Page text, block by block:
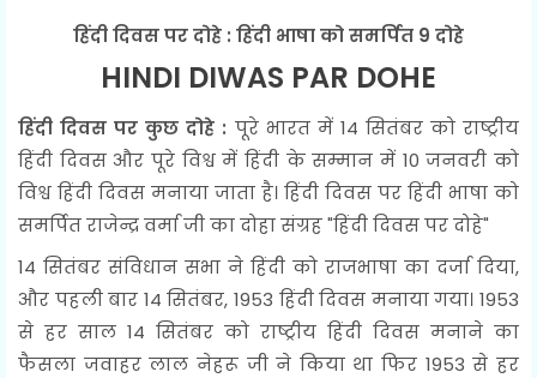
हिंदी दिवस पर दोहे : हिंदी भाषा को समर्पित 9 दोहे
HINDI DIWAS PAR DOHE
हिंदी दिवस पर कुछ दोहे : पूरे भारत में 14 सितंबर को राष्ट्रीय
हिंदी दिवस और पूरे विश्व में हिंदी के सम्मान में 10 जनवरी को
विश्व हिंदी दिवस मनाया जाता है। हिंदी दिवस पर हिंदी भाषा को
समर्पित राजेन्द्र वर्मा जी का दोहा संग्रह "हिंदी दिवस पर दोहे"
14 सितंबर संविधान सभा ने हिंदी को राजभाषा का दर्जा दिया,
और पहली बार 14 सितंबर, 1953 हिंदी दिवस मनाया गया। 1953
से हर साल 14 सितंबर को राष्ट्रीय हिंदी दिवस मनाने का
फैसला जवाहर लाल नेहरू जी ने किया था फिर 1953 से हर